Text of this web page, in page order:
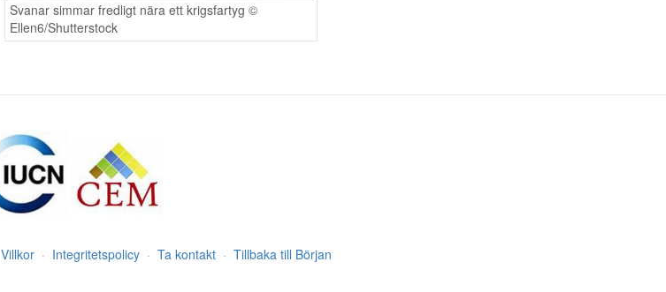
Svanar simmar fredligt nära ett krigsfartyg ©
Ellen6/Shutterstock
Villkor · Integritetspolicy · Ta kontakt · Tillbaka till Början